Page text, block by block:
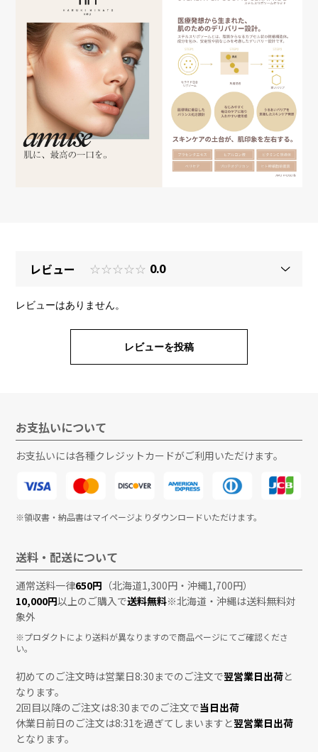
レビュー ☆☆☆☆☆ 0.0
レビューはありません。
レビューを投稿
お支払いについて
お支払いには各種クレジットカードがご利用いただけます。
※領収書・納品書はマイページよりダウンロードいただけます。
送料・配送について
通常送料一律650円 （北海道1,300円・沖縄1,700円）
10,000円以上のご購入で送料無料※北海道・沖縄は送料無料対
象外
※プロダクトにより送料が異なりますので商品ページにてご確認くださ
い。
初めてのご注文時は営業日8:30までのご注文で翌営業日出荷と
なります。
2回目以降のご注文は8:30までのご注文で当日出荷
休業日前日のご注文は8:31を過ぎてしまいますと翌営業日出荷
となります。